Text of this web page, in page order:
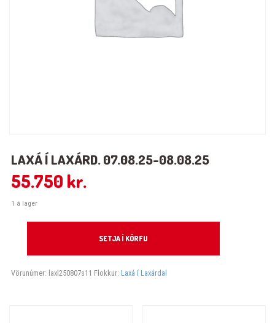
LAXÁ Í LAXÁRD. 07.08.25-08.08.25
55.750 kr.
1 á lager
SETJA Í KÖRFU
Vörunúmer: laxl250807s11 Flokkur: Laxá í Laxárdal